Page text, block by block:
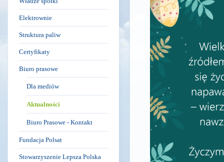
Elektrownie
Struktura paliw
Certyfikaty
Biuro prasowe
Dla mediów
Aktualności
Biuro Prasowe - Kontakt
Fundacja Polsat
Stowarzyszenie Lepsza Polska